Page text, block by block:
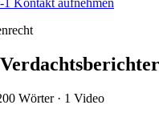
Kontakt aufnehmen
Wörter · 1 Video